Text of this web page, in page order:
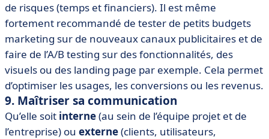
de risques (temps et financiers). Il est même
fortement recommandé de tester de petits budgets
marketing sur de nouveaux canaux publicitaires et de
faire de l’A/B testing sur des fonctionnalités, des
visuels ou des landing page par exemple. Cela permet
d’optimiser les usages, les conversions ou les revenus.
9. Maîtriser sa communication
Qu’elle soit interne(au sein de l’équipe projet et de
l’entreprise) ou externe(clients, utilisateurs,